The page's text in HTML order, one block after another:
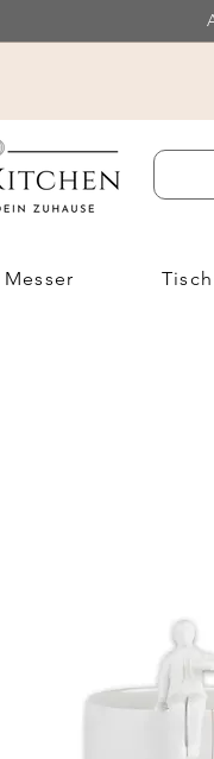
Messer Tisch